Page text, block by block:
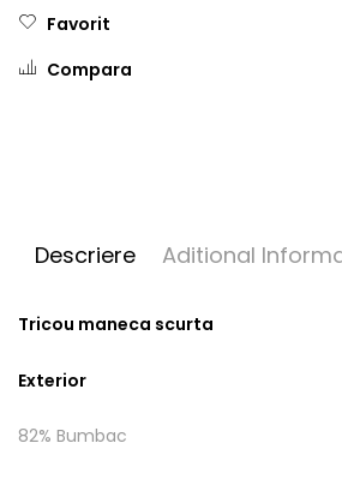
Favorit
Compara
Descriere Aditional
Tricou maneca scurta
Exterior
82% Bumbac